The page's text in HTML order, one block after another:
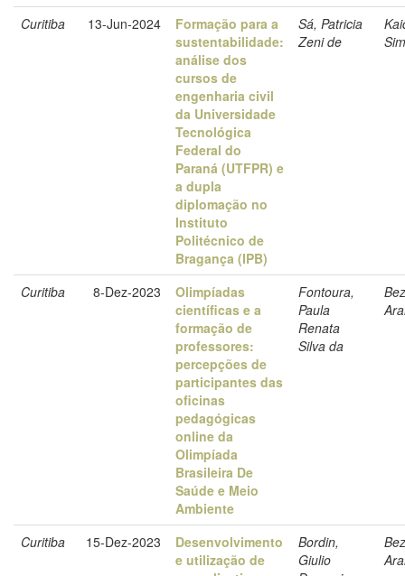
Curitiba 13-Jun-2024
Formação para a
sustentabilidade:
análise dos
cursos de
engenharia civil
da Universidade
Tecnológica
Federal do
Paraná (UTFPR) e
a dupla
diplomação no
Instituto
Politécnico de
Bragança (IPB)
Sá, Patricia
Zeni de
Curitiba 8-Dez-2023
Olimpíadas
científicas e a
formação de
professores:
percepções de
participantes das
oficinas
pedagógicas
online da
Olimpíada
Brasileira De
Saúde e Meio
Ambiente
Fontoura,
Paula
Renata
Silva da
Curitiba 15-Dez-2023
Desenvolvimento
e utilização de
Bordin,
Giulio